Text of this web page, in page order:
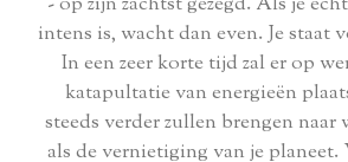
intens is, wacht dan even. Je staat
In een zeer korte tijd zal er op
katapultatie van energieën
steeds verder zullen brengen naar
als de vernietiging van je planeet.